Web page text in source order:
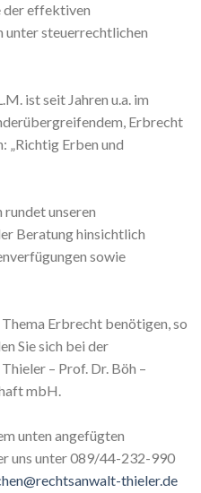
der effektiven
unter steuerrechtlichen
ist seit Jahren u.a. im
Erbrecht
Erben und
rundet unseren
Beratung hinsichtlich
sowie
Erbrecht benötigen, so
Sie sich bei der
– Prof. Dr. Böh –
mbH.
unten angefügten
uns unter 089/44-232-990
thieler.de